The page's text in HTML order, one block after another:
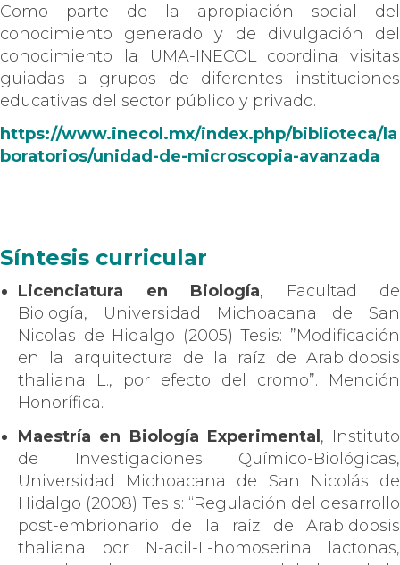
Como parte de la apropiación social del
conocimiento generado y de divulgación del
conocimiento la UMA-INECOL coordina visitas
guiadas a grupos de diferentes instituciones
educativas del sector público y privado.
https://www.inecol.mx/index.php/biblioteca/la
boratorios/unidad-de-microscopia-avanzada
Síntesis curricular
Licenciatura en Biología, Facultad de
Biología, Universidad Michoacana de San
Nicolas de Hidalgo (2005) Tesis: ”Modificación
en la arquitectura de la raíz de Arabidopsis
thaliana L., por efecto del cromo”. Mención
Honorífica.
Maestría en Biología Experimental, Instituto
de Investigaciones Químico-Biológicas,
Universidad Michoacana de San Nicolás de
Hidalgo (2008) Tesis: “Regulación del desarrollo
post-embrionario de la raíz de Arabidopsis
thaliana por N-acil-L-homoserina lactonas,